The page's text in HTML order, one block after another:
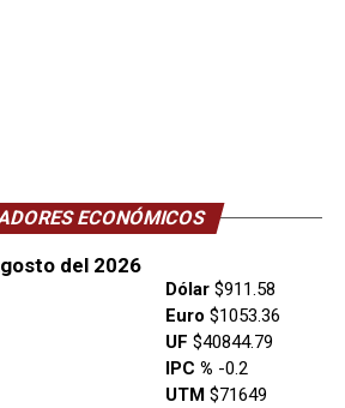
ECONÓMICOS
del 2026
Dólar$911.58
Euro $1053.36
UF $40844.79
IPC % -0.2
UTM $71649